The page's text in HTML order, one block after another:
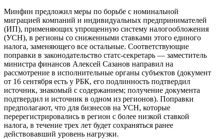
Минфин предложил меры по борьбе с номинальной
миграцией компаний и индивидуальных предпринимателей
(ИП), применяющих упрощенную систему налогообложения
(УСН), в регионы со сниженными ставками этого единого
налога, заменяющего все остальные. Соответствующие
поправки в законодательство статс-секретарь — заместитель
министра финансов Алексей Сазанов направил на
рассмотрение в исполнительные органы субъектов (документ
от 16 сентября есть у РБК, его подлинность подтвердил
источник, знакомый с содержанием; получение документа
подтвердил и источник в одном из регионов). Поправки
предполагают, что для бизнесов на УСН, которые
перерегистрировались в регион с более низкой ставкой
налога, в течение трех лет будет сохраняться ранее
действовавший уровень нагрузки.